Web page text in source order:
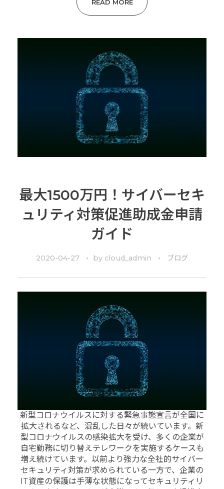
READ MORE
最大1500万円！サイバーセキ
ュリティ対策促進助成金申請
ガイド
2020-04-27 by cloud_admin ブログ
新型コロナウイルスに対する緊急事態宣言が全国に
拡大されるなど、混乱した日々が続いています。新
型コロナウイルスの感染拡大を受け、多くの企業が
自宅勤務に切り替えテレワークを実施するケースも
増え続けています。以前より強力な全社的サイバー
セキュリティ対策が求められている一方で、企業の
IT資産の保護は手薄な状態になってセキュリティリ